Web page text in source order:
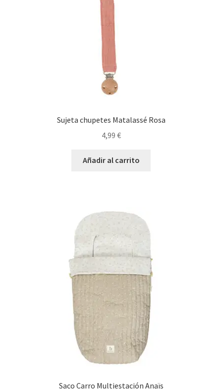
Sujeta chupetes Matalassé Rosa
4,99 €
Añadir al carrito
Saco Carro Multiestación Anaïs